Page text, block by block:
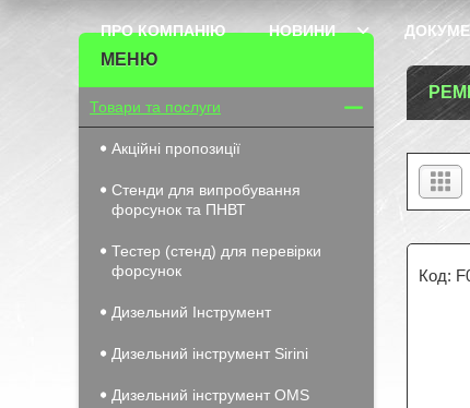
ПРО КОМПАНІЮ НОВИНИ
Товари та послуги
Акційні пропозиції
Стенди для випробування
форсунок та ПНВТ
Тестер (стенд) для перевірки
форсунок
Дизельний Інструмент
Дизельний інструмент Sirini
Дизельний інструмент OMS